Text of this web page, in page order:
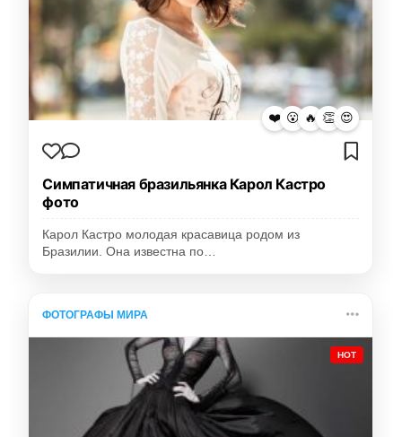
❤️ 😮 🔥 👏 😍
Симпатичная бразильянка Карол Кастро
фото
Карол Кастро молодая красавица родом из
Бразилии. Она известна по…
ФОТОГРАФЫ МИРА
HOT